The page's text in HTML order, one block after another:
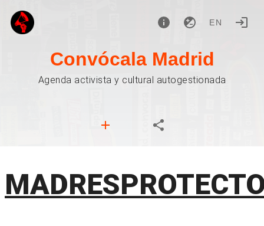
EN
Convócala Madrid
Agenda activista y cultural autogestionada